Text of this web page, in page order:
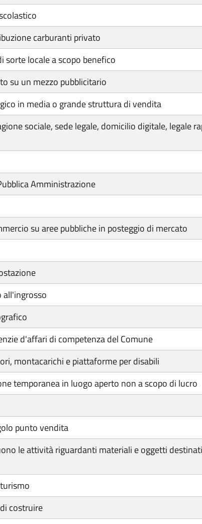
carburanti privato
locale a scopo benefico
su un mezzo pubblicitario
in media o grande struttura di vendita
sociale, sede legale, domicilio digitale, legale
Amministrazione
su aree pubbliche in posteggio di mercato
all'ingrosso
d'affari di competenza del Comune
montacarichi e piattaforme per disabili
temporanea in luogo aperto non a scopo di lucro
punto vendita
le attività riguardanti materiali e oggetti
costruire